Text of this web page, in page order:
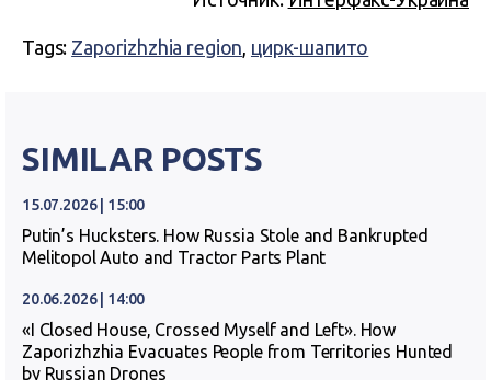
Tags: Zaporizhzhia region, цирк-шапито
SIMILAR POSTS
15.07.2026 | 15:00
Putin’s Hucksters. How Russia Stole and Bankrupted
Melitopol Auto and Tractor Parts Plant
20.06.2026 | 14:00
«I Closed House, Crossed Myself and Left». How
Zaporizhzhia Evacuates People from Territories Hunted
by Russian Drones